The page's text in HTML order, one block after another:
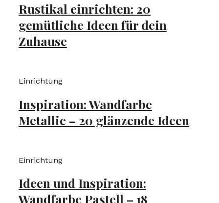
Rustikal einrichten: 20
gemütliche Ideen für dein
Zuhause
Einrichtung
Inspiration: Wandfarbe
Metallic – 20 glänzende Ideen
Einrichtung
Ideen und Inspiration:
Wandfarbe Pastell – 18